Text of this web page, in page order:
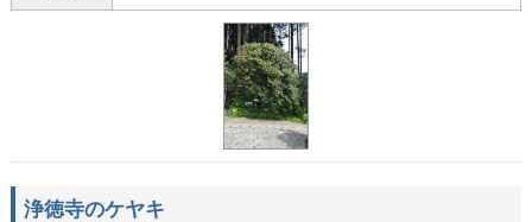
浄徳寺のケヤキ